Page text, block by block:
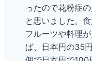
ったので花粉症
と思いました。
フルーツや料理
ば、日本円の35